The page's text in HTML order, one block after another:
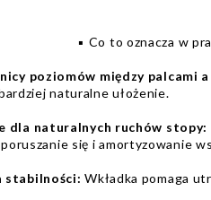
▪️ Co to oznacza w
poziomów między palcami
naturalne ułożenie.
dla naturalnych ruchów stopy:
się i amortyzowanie
stabilności: Wkładka pomaga